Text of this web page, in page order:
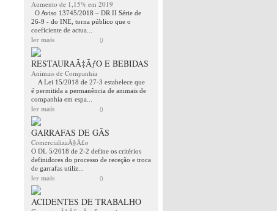
Aumento de 1,15% em 2019
O Aviso 13745/2018 – DR II Série de
26-9 - do INE, torna público que o
coeficiente de actua...
ler mais
0
RESTAURAÃ‡ÃƒO E BEBIDAS
Animais de Companhia
A Lei 15/2018 de 27-3 estabelece que
é permitida a permanência de animais de
companhia em espa...
ler mais
0
GARRAFAS DE GÃS
ComercializaÃ§Ã£o
O DL 5/2018 de 2-2 define os critérios
definidores do processo de receção e troca
de garrafas utiliz...
ler mais
0
ACIDENTES DE TRABALHO